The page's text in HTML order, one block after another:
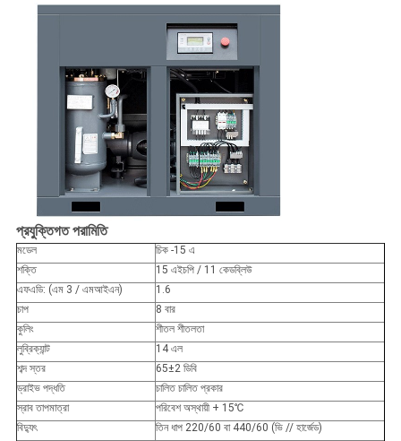
প্রযুক্তিগত পরামিতি
মডেল
চিক -15 এ
শক্তি
15 এইচপি / 11 কেডব্লিউ
এফএডি: (এম 3 / এমআইএন)
1.6
চাপ
8 বার
কুলিং
শীতল শীতলতা
লুব্রিক্যান্ট
14 এল
শব্দ স্তর
65±2 ডিবি
ড্রাইভ পদ্ধতি
চালিত চালিত প্রকার
স্রাব তাপমাত্রা
পরিবেশ অস্থায়ী + 15℃
বিদ্যুৎ
তিন ধাপ 220/60 বা 440/60 (ভি // হার্জেড)